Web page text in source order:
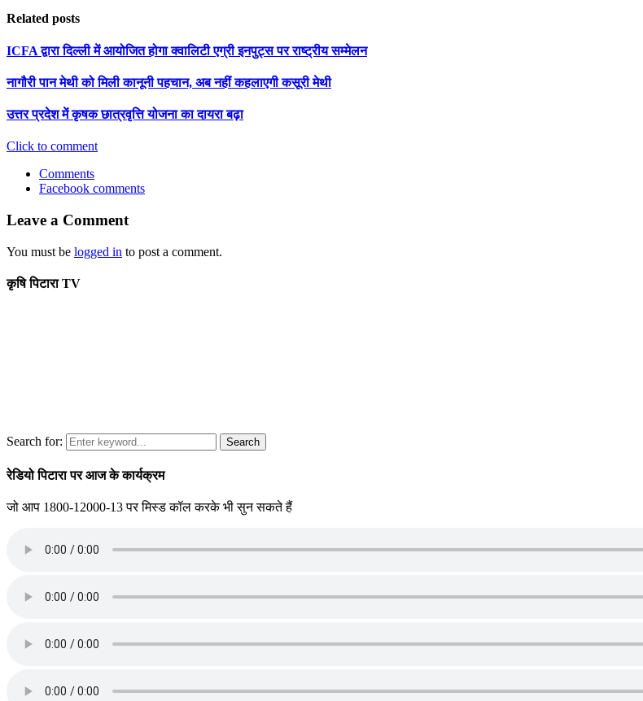
Related posts
ICFA द्वारा दिल्ली में आयोजित होगा क्वालिटी एग्री इनपुट्स पर राष्ट्रीय सम्मेलन
नागौरी पान मेथी को मिली कानूनी पहचान, अब नहीं कहलाएगी कसूरी मेथी
उत्तर प्रदेश में कृषक छात्रवृत्ति योजना का दायरा बढ़ा
Click to comment
Comments
Facebook comments
Leave a Comment
You must be logged in to post a comment.
कृषि पिटारा TV
Search for: Search
रेडियो पिटारा पर आज के कार्यक्रम
जो आप 1800-12000-13 पर मिस्ड कॉल करके भी सुन सकते हैं